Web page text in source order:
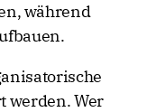
während
werden. Wer